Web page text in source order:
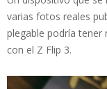
varias fotos reales
plegable podría tener
con el Z Flip 3.